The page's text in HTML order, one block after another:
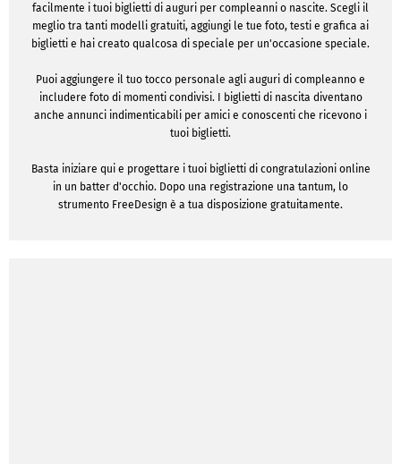
facilmente i tuoi biglietti di auguri per compleanni o nascite. Scegli il
meglio tra tanti modelli gratuiti, aggiungi le tue foto, testi e grafica ai
biglietti e hai creato qualcosa di speciale per un'occasione speciale.
Puoi aggiungere il tuo tocco personale agli auguri di compleanno e
includere foto di momenti condivisi. I biglietti di nascita diventano
anche annunci indimenticabili per amici e conoscenti che ricevono i
tuoi biglietti.
Basta iniziare qui e progettare i tuoi biglietti di congratulazioni online
in un batter d'occhio. Dopo una registrazione una tantum, lo
strumento FreeDesign è a tua disposizione gratuitamente.